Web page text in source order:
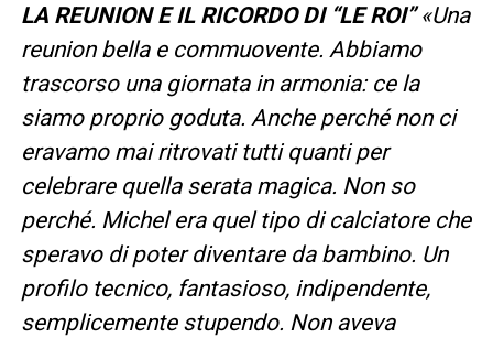
LA REUNION E IL RICORDO DI “LE ROI”«Una
reunion bella e commuovente. Abbiamo
trascorso una giornata in armonia: ce la
siamo proprio goduta. Anche perché non ci
eravamo mai ritrovati tutti quanti per
celebrare quella serata magica. Non so
perché. Michel era quel tipo di calciatore che
speravo di poter diventare da bambino. Un
profilo tecnico, fantasioso, indipendente,
semplicemente stupendo. Non aveva